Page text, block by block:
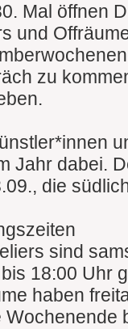
Mal öffnen
und
zu
Jahr dabei.
die
sind
18:00 Uhr
haben
Wochenende